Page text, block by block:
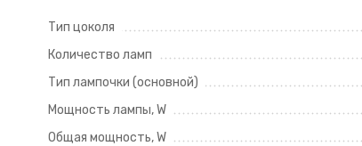
Тип цоколя
Количество ламп
Тип лампочки (основной)
Мощность лампы, W
Общая мощность, W